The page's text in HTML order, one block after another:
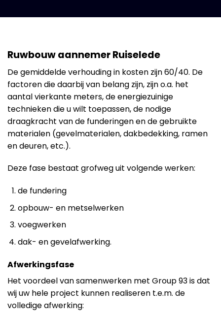
Ruwbouw aannemer Ruiselede
De gemiddelde verhouding in kosten zijn 60/40. De
factoren die daarbij van belang zijn, zijn o.a. het
aantal vierkante meters, de energiezuinige
technieken die u wilt toepassen, de nodige
draagkracht van de funderingen en de gebruikte
materialen (gevelmaterialen, dakbedekking, ramen
en deuren, etc.).
Deze fase bestaat grofweg uit volgende werken:
de fundering
opbouw- en metselwerken
voegwerken
dak- en gevelafwerking.
Afwerkingsfase
Het voordeel van samenwerken met Group 93 is dat
wij uw hele project kunnen realiseren t.e.m. de
volledige afwerking: